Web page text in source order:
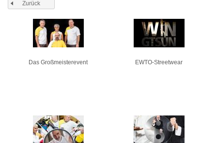
Zurück
Das Großmeisterevent EWTO-Streetwear
Seiten